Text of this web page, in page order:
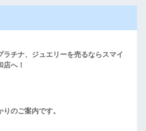
ラチナ、ジュエリーを売るならスマイ
店へ！
りのご案内です。